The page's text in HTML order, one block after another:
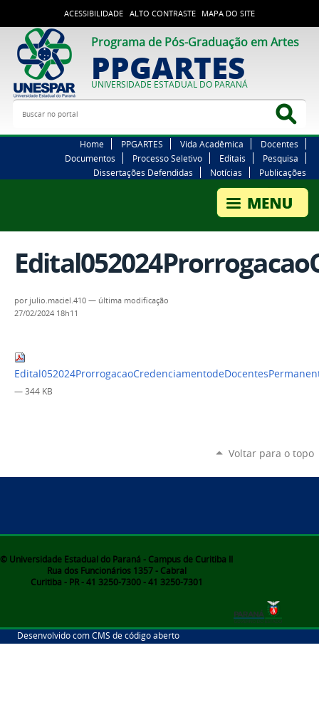
ACESSIBILIDADE ALTO CONTRASTE MAPA DO SITE
Programa de Pós-Graduação em Artes
PPGARTES
UNIVERSIDADE ESTADUAL DO PARANÁ
Buscar no portal
Home PPGARTES Vida Acadêmica
Docentes
Documentos
Processo Seletivo Editais
Pesquisa
Dissertações Defendidas
Notícias Publicações
por julio.maciel.410 — última modificação
27/02/2024 18h11
— 344 KB
Voltar para o topo
© Universidade Estadual do Paraná - Campus de Curitiba II
Rua dos Funcionários 1357 - Cabral
Curitiba - PR - 41 3250-7300 - 41 3250-7301
Desenvolvido com CMS de código aberto